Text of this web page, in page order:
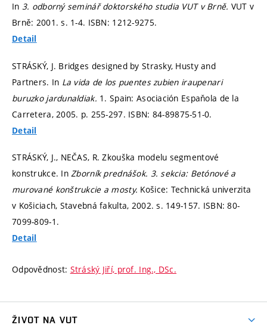
In 3. odborný seminář doktorského studia VUT v Brně. VUT v
Brně: 2001.s. 1-4. ISBN: 1212-9275.
Detail
STRÁSKÝ, J. Bridges designed by Strasky, Husty and
Partners. In La vida de los puentes zubien iraupenari
buruzko jardunaldiak. 1. Spain: Asociación Espaňola de la
Carretera, 2005. p. 255-297. ISBN: 84-89875-51-0.
Detail
STRÁSKÝ, J., NEČAS, R. Zkouška modelu segmentové
konstrukce. InZborník prednášok. 3. sekcia: Betónové a
murované konštrukcie a mosty. Košice: Technická univerzita
v Košiciach, Stavebná fakulta, 2002.s. 149-157. ISBN: 80-
7099-809-1.
Detail
Odpovědnost: Stráský Jiří, prof. Ing., DSc.
ŽIVOT NA VUT